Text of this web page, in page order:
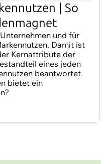
| So
und für
Damit ist
Kernattribute der
eines jeden
beantwortet
bietet ein